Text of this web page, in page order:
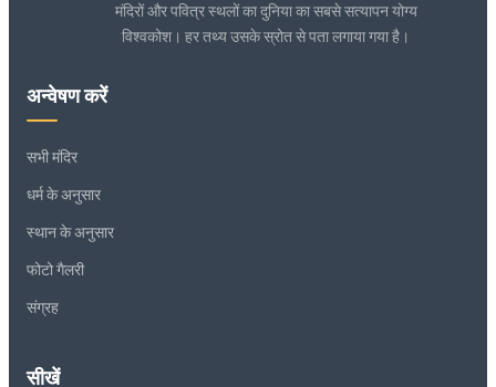
मंदिरों और पवित्र स्थलों का दुनिया का सबसे सत्यापन योग्य
विश्वकोश। हर तथ्य उसके स्रोत से पता लगाया गया है।
अन्वेषण करें
सभी मंदिर
धर्म के अनुसार
स्थान के अनुसार
फोटो गैलरी
संग्रह
सीखें